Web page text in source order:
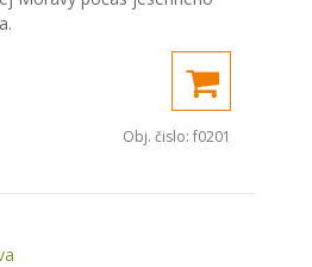
Obj. čislo: f0201